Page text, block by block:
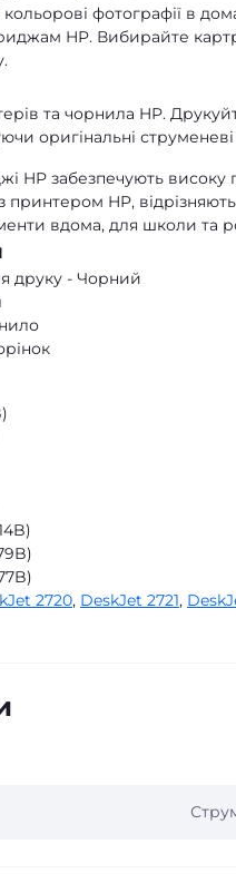
кольорові фотографії в
HP. Вибирайте
та чорнила HP.
оригінальні
HP забезпечують високу
принтером HP,
вдома, для школи та
друку - Чорний
2720, DeskJet 2721,